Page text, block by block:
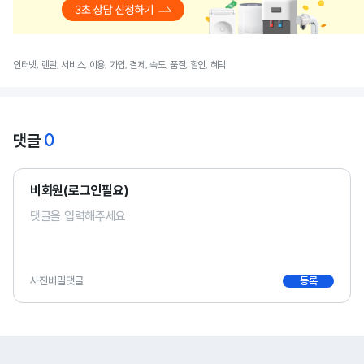
인터넷, 렌탈, 서비스, 이용, 가입, 결제, 속도, 품질, 할인, 혜택
댓글 0
비회원(로그인필요)
사진비밀댓글 등록